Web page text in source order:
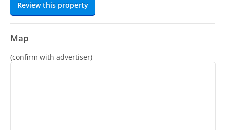
Review this property
Map
(confirm with advertiser)